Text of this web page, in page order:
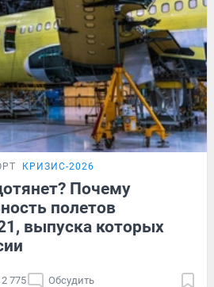
КРИЗИС-2026
Почему
полетов
выпуска которых
2 775 Обсудить